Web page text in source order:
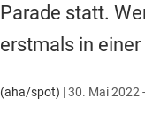
Parade statt.
erstmals in
(aha/spot) |30. Mai 2022